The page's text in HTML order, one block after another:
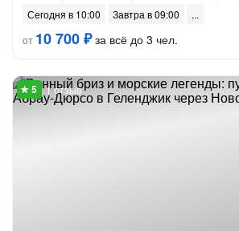
Сегодня в 10:00
Завтра в 09:00
от 10 700 ₽за всё до 3 чел.
1 отзыв